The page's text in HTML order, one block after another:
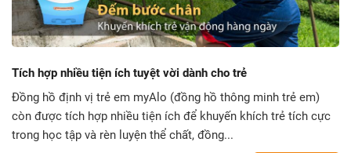
Tích hợp nhiều tiện ích tuyệt vời dành cho trẻ
Đồng hồ định vị trẻ em myAlo (đồng hồ thông minh trẻ em)
còn được tích hợp nhiều tiện ích để khuyến khích trẻ tích cực
trong học tập và rèn luyện thể chất, đồng...